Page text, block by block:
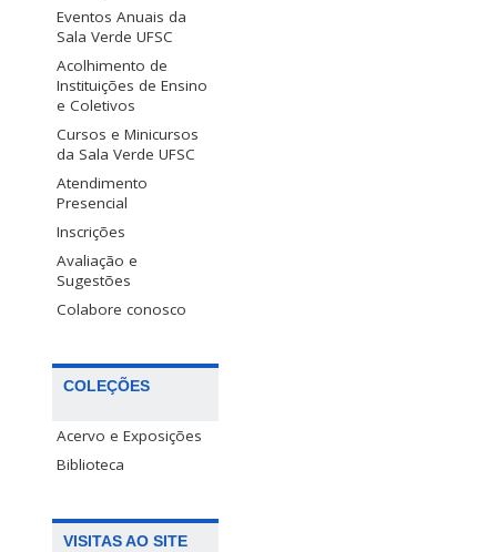
Eventos Anuais da
Sala Verde UFSC
Acolhimento de
Instituições de Ensino
e Coletivos
Cursos e Minicursos
da Sala Verde UFSC
Atendimento
Presencial
Inscrições
Avaliação e
Sugestões
Colabore conosco
COLEÇÕES
Acervo e Exposições
Biblioteca
VISITAS AO SITE